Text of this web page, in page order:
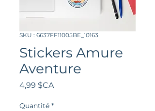
SKU : 6637FF11005BE_10163
Stickers Amure
Aventure
4,99 $CAPrix
Quantité *